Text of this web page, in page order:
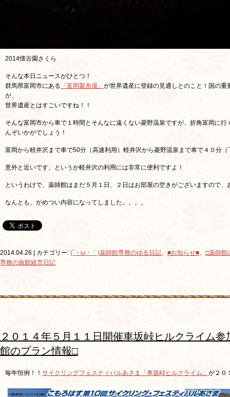
2014懐古園さくら
そんな本日ニュースがひとつ！
群馬県富岡市にある 「富岡製糸場」 が世界遺産に登録の見通しとのこと！国の
が、
世界遺産とはすごいですね！！
そんな富岡市から車で１時間とそんなに遠くない菱野温泉ですが、折角富岡に
んぞいかがでしょう！
富岡から軽井沢まで車で50分（高速利用）軽井沢から菱野温泉まで車で４０分（
意外と近いです、というか軽井沢の利用には非常に便利ですよ！
というわけで、薬師館はまだ５月１日、２日はお部屋の空きがございますので
なんとも、がめつい内容になってしました。。。。
2014.04.26 | カテゴリー: (´・ω・｀)薬師館専務のゆる日記、 ■お知らせ■、 □薬師館
専務の旅館経営日記
２０１４年５月１１日開催車坂峠ヒルクライム
館のプラン情報□
毎年恒例！！ サイクリングフェスティバルあさま「車坂峠ヒルクライム」 が２０